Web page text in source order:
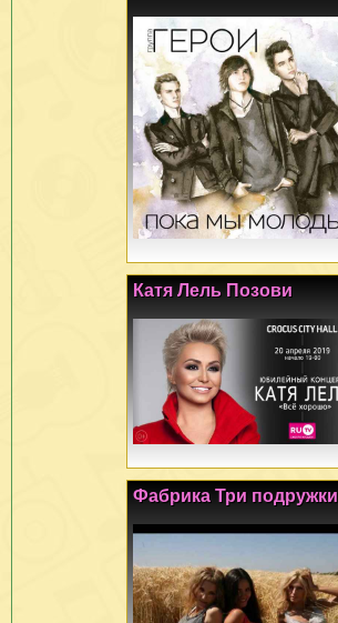
Катя Лель Позови
Фабрика Три подружки